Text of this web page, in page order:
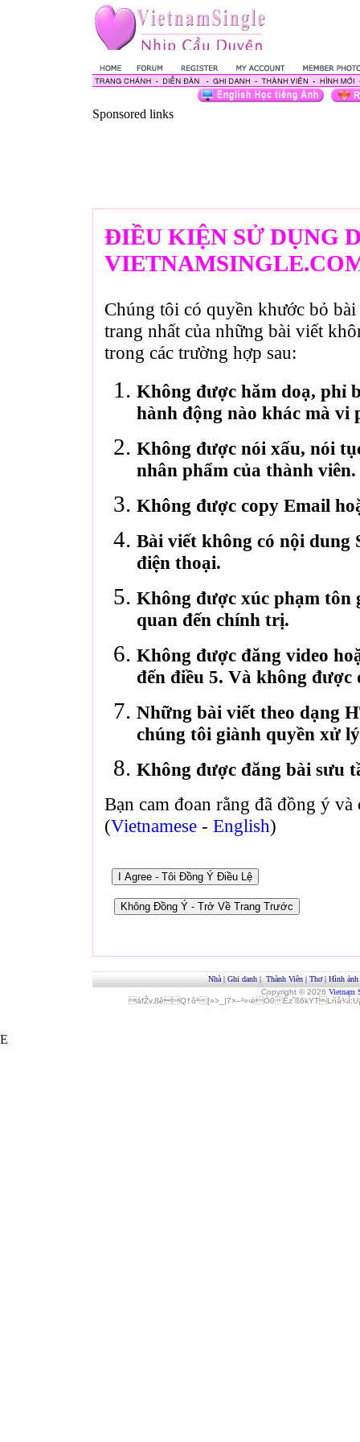
Sponsored links
ĐIỀU KIỆN SỬ DỤNG
Chúng tôi có quyền khước bỏ
trang nhất của những bài viết
trong các trường hợp sau:
Không được hăm doạ, phỉ
hành động nào khác mà vi
Không được nói xấu, nói
nhân phẩm của thành viên.
Không được copy Email
Bài viết không có nội dung
điện thoại.
Không được xúc phạm tôn
quan đến chính trị.
Không được đăng video
đến điều 5. Và không
Những bài viết theo dạng
chúng tôi giành quyền xử
Không được đăng bài sưu
Bạn cam đoan rằng đã đồng ý
(Vietnamese - English)
Nhà | Ghi danh | Thành Viên | Thơ| Hình ảnh
Copyright © 2026 Vietnam
áfŽv‚ßêQ†ôª[»>_|7×–²»‹èÓ0
E